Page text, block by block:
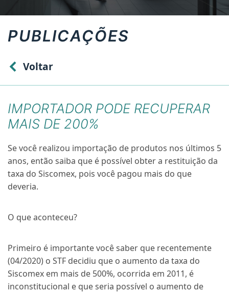
PUBLICAÇÕES
Voltar
IMPORTADOR PODE RECUPERAR
MAIS DE 200%
Se você realizou importação de produtos nos últimos 5
anos, então saiba que é possível obter a restituição da
taxa do Siscomex, pois você pagou mais do que
deveria.
O que aconteceu?
Primeiro é importante você saber que recentemente
(04/2020) o STF decidiu que o aumento da taxa do
Siscomex em mais de 500%, ocorrida em 2011, é
inconstitucional e que seria possível o aumento de